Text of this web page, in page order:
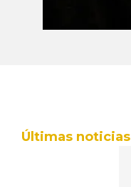
Últimas noticias